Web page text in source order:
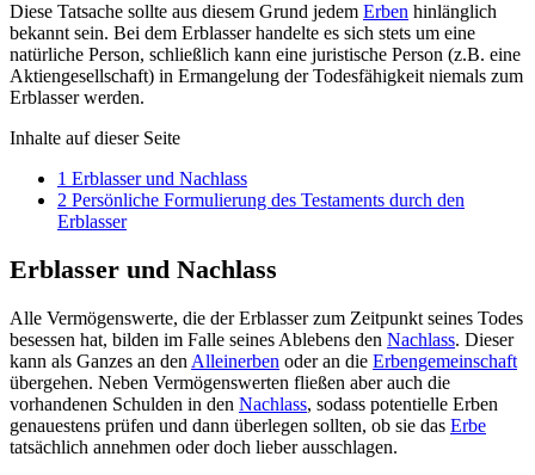
Diese Tatsache sollte aus diesem Grund jedem Erben hinlänglich
bekannt sein. Bei dem Erblasser handelte es sich stets um eine
natürliche Person, schließlich kann eine juristische Person (z.B. eine
Aktiengesellschaft) in Ermangelung der Todesfähigkeit niemals zum
Erblasser werden.
Inhalte auf dieser Seite
1 Erblasser und Nachlass
2 Persönliche Formulierung des Testaments durch den
Erblasser
Erblasser und Nachlass
Alle Vermögenswerte, die der Erblasser zum Zeitpunkt seines Todes
besessen hat, bilden im Falle seines Ablebens den Nachlass. Dieser
kann als Ganzes an den Alleinerben oder an die Erbengemeinschaft
übergehen. Neben Vermögenswerten fließen aber auch die
vorhandenen Schulden in den Nachlass, sodass potentielle Erben
genauestens prüfen und dann überlegen sollten, ob sie das Erbe
tatsächlich annehmen oder doch lieber ausschlagen.